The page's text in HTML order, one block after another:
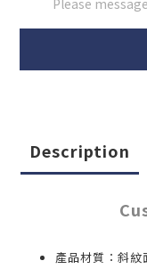
Please
Description
產品材質：斜紋